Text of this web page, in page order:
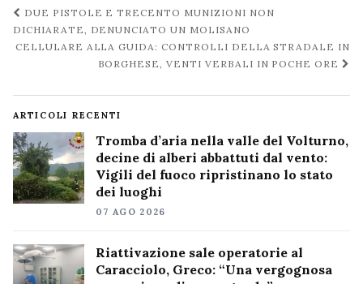
Navigazione
post
DUE PISTOLE E TRECENTO MUNIZIONI NON
DICHIARATE, DENUNCIATO UN MOLISANO
CELLULARE ALLA GUIDA: CONTROLLI DELLA STRADALE IN
BORGHESE, VENTI VERBALI IN POCHE ORE
ARTICOLI RECENTI
Tromba d’aria nella valle del Volturno,
decine di alberi abbattuti dal vento:
Vigili del fuoco ripristinano lo stato
dei luoghi
07 AGO 2026
Riattivazione sale operatorie al
Caracciolo, Greco: “Una vergognosa